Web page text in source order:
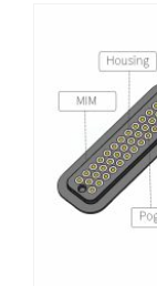
攻克高速背板